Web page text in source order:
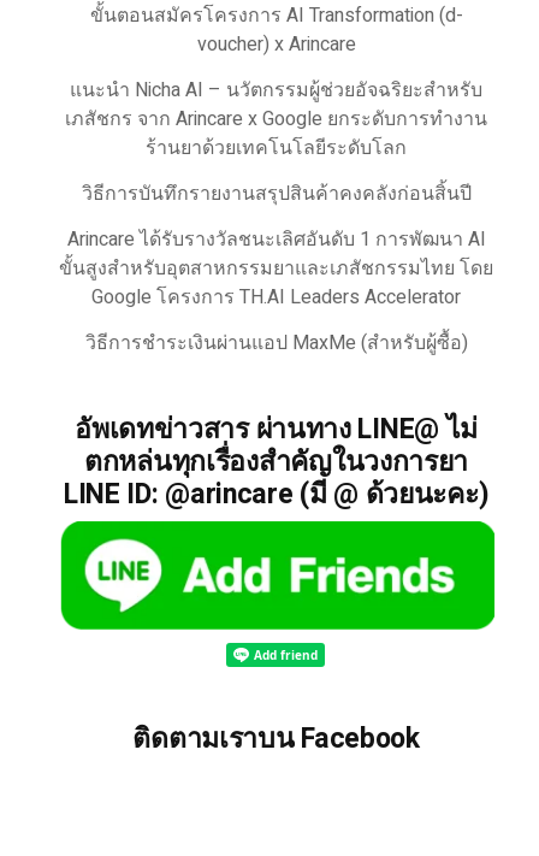
ขั้นตอนสมัครโครงการ AI Transformation (d-
voucher) x Arincare
แนะนำ Nicha AI – นวัตกรรมผู้ช่วยอัจฉริยะสำหรับ
เภสัชกร จาก Arincare x Google ยกระดับการทำงาน
ร้านยาด้วยเทคโนโลยีระดับโลก
วิธีการบันทึกรายงานสรุปสินค้าคงคลังก่อนสิ้นปี
Arincare ได้รับรางวัลชนะเลิศอันดับ 1 การพัฒนา AI
ขั้นสูงสำหรับอุตสาหกรรมยาและเภสัชกรรมไทย โดย
Google โครงการ TH.AI Leaders Accelerator
วิธีการชำระเงินผ่านแอป MaxMe (สำหรับผู้ซื้อ)
อัพเดทข่าวสาร ผ่านทาง LINE@ ไม่
ตกหล่นทุกเรื่องสำคัญในวงการยา
LINE ID: @arincare (มี @ ด้วยนะคะ)
ติดตามเราบน Facebook